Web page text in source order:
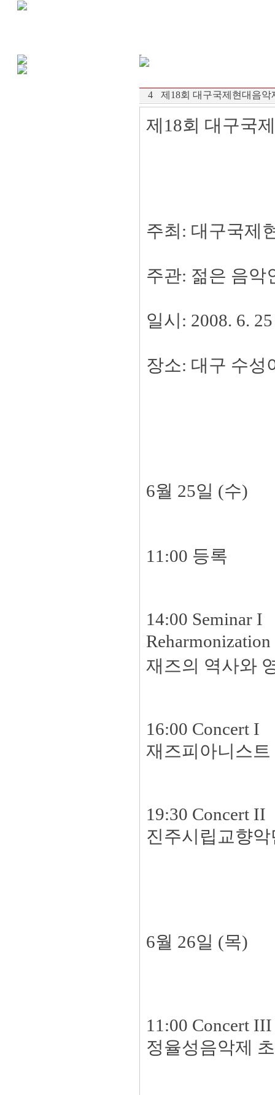
4 제18회 대구국제현대음악
제18회 대구국
주최: 대구국제
주관: 젊은 음악
일시: 2008. 6.
장소: 대구 수성
6월 25일 (수)
11:00 등록
14:00 Seminar I
재즈의 역사와
16:00 Concert I
재즈피아니스
19:30 Concert II
진주시립교향
6월 26일 (목)
11:00 Concert III
정율성음악제